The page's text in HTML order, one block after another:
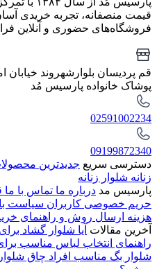
قیمت منصفانه، تجربه خریدی
فروشگاه‌های حضوری و آنلاین
قم پردیسان بلوارشهروند
پوشاک خانواده پارسیس مُد
02591002234
09199872340
دسترسی سریع جدیدترین
زنانه شلوار زنانه
پارسیس مد درباره ما تماس با ما
حریم خصوصی کاربران سیاست
هزینه ارسال روش و راهنمای
آخرین مقالات آیا شلوار گشاد
راهنمای انتخاب لباس مناسب
شلوار بگ مناسب افراد چاق